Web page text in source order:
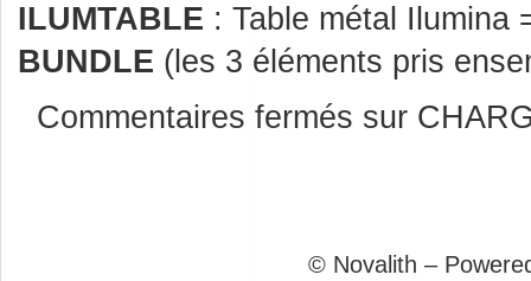
ILUMTABLE : Table métal Ilumina
BUNDLE (les 3 éléments pris
Commentaires fermés sur
© Novalith –